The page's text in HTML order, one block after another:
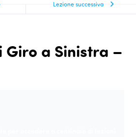
Lezione successiva
Giro a Sinistra –